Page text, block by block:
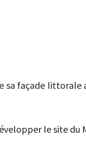
sa façade littorale
le site du